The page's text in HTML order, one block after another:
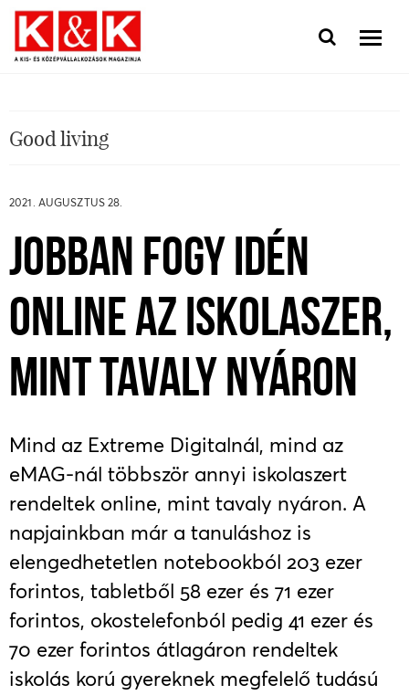
Good living
2021. AUGUSZTUS 28.
JOBBAN FOGY IDÉN
ONLINE AZ ISKOLASZER,
MINT TAVALY NYÁRON
Mind az Extreme Digitalnál, mind az
eMAG-nál többször annyi iskolaszert
rendeltek online, mint tavaly nyáron. A
napjainkban már a tanuláshoz is
elengedhetetlen notebookból 203 ezer
forintos, tabletből 58 ezer és 71 ezer
forintos, okostelefonból pedig 41 ezer és
70 ezer forintos átlagáron rendeltek
iskolás korú gyereknek megfelelő tudású